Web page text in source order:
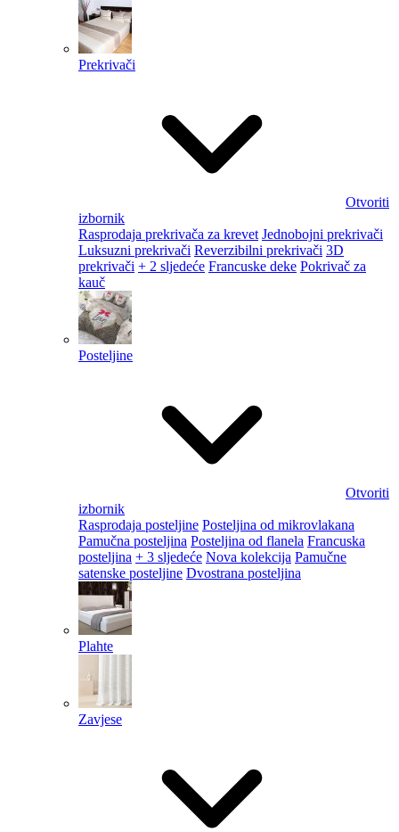
Prekrivači
Otvoriti
izbornik
Rasprodaja prekrivača za krevet Jednobojni prekrivači
Luksuzni prekrivači Reverzibilni prekrivači 3D
prekrivači + 2 sljedeće Francuske deke Pokrivač za
kauč
Posteljine
Otvoriti
izbornik
Rasprodaja posteljine Posteljina od mikrovlakana
Pamučna posteljina Posteljina od flanela Francuska
posteljina + 3 sljedeće Nova kolekcija Pamučne
satenske posteljine Dvostrana posteljina
Plahte
Zavjese